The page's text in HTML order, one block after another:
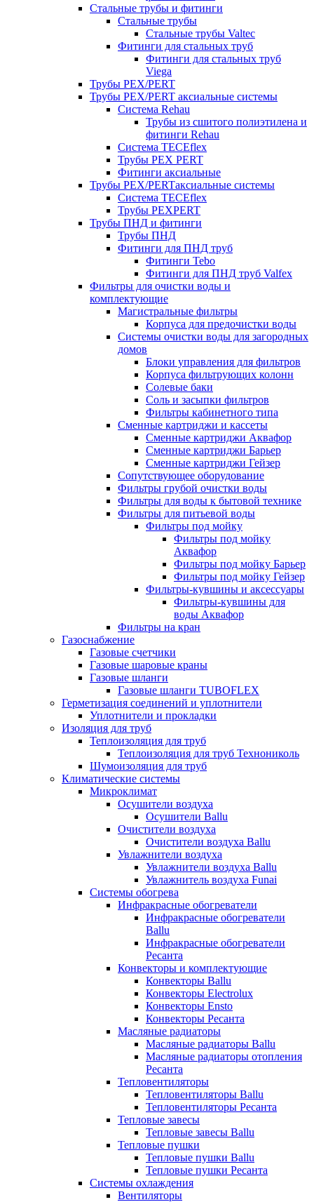
Стальные трубы и фитинги
Стальные трубы
Стальные трубы Valtec
Фитинги для стальных труб
Фитинги для стальных труб
Viega
Трубы PEX/PERT
Трубы PEX/PERT аксиальные системы
Система Rehau
Трубы из сшитого полиэтилена и
фитинги Rehau
Система TECEflex
Трубы PEX PERT
Фитинги аксиальные
Трубы PEX/PERTаксиальные системы
Система TECEflex
Трубы PEXPERT
Трубы ПНД и фитинги
Трубы ПНД
Фитинги для ПНД труб
Фитинги Tebo
Фитинги для ПНД труб Valfex
Фильтры для очистки воды и
комплектующие
Магистральные фильтры
Корпуса для предочистки воды
Системы очистки воды для загородных
домов
Блоки управления для фильтров
Корпуса фильтрующих колонн
Солевые баки
Соль и засыпки фильтров
Фильтры кабинетного типа
Сменные картриджи и кассеты
Сменные картриджи Аквафор
Сменные картриджи Барьер
Сменные картриджи Гейзер
Сопутствующее оборудование
Фильтры грубой очистки воды
Фильтры для воды к бытовой технике
Фильтры для питьевой воды
Фильтры под мойку
Фильтры под мойку
Аквафор
Фильтры под мойку Барьер
Фильтры под мойку Гейзер
Фильтры-кувшины и аксессуары
Фильтры-кувшины для
воды Аквафор
Фильтры на кран
Газоснабжение
Газовые счетчики
Газовые шаровые краны
Газовые шланги
Газовые шланги TUBOFLEX
Герметизация соединений и уплотнители
Уплотнители и прокладки
Изоляция для труб
Теплоизоляция для труб
Теплоизоляция для труб Технониколь
Шумоизоляция для труб
Климатические системы
Микроклимат
Осушители воздуха
Осушители Ballu
Очистители воздуха
Очистители воздуха Ballu
Увлажнители воздуха
Увлажнители воздуха Ballu
Увлажнитель воздуха Funai
Системы обогрева
Инфракрасные обогреватели
Инфракрасные обогреватели
Ballu
Инфракрасные обогреватели
Ресанта
Конвекторы и комплектующие
Конвекторы Ballu
Конвекторы Electrolux
Конвекторы Ensto
Конвекторы Ресанта
Масляные радиаторы
Масляные радиаторы Ballu
Масляные радиаторы отопления
Ресанта
Тепловентиляторы
Тепловентиляторы Ballu
Тепловентиляторы Ресанта
Тепловые завесы
Тепловые завесы Ballu
Тепловые пушки
Тепловые пушки Ballu
Тепловые пушки Ресанта
Системы охлаждения
Вентиляторы